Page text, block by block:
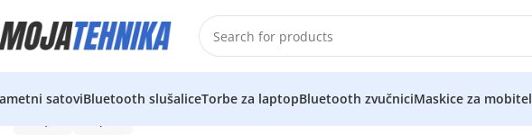
satoviBluetooth slušaliceTorbe za laptopBluetooth zvučniciMaskice za mobitel